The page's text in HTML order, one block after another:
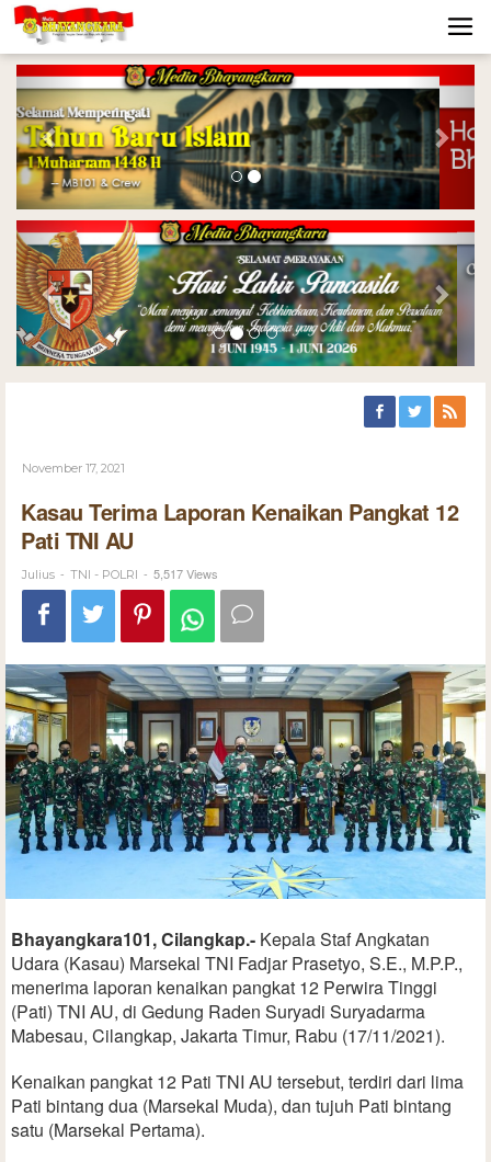
Previous Next
Previous Next
November 17, 2021
Kasau Terima Laporan Kenaikan Pangkat 12
Pati TNI AU
Julius - TNI - POLRI - 5,517 Views
Bhayangkara101, Cilangkap.- Kepala Staf Angkatan
Udara (Kasau) Marsekal TNI Fadjar Prasetyo, S.E., M.P.P.,
menerima laporan kenaikan pangkat 12 Perwira Tinggi
(Pati) TNI AU, di Gedung Raden Suryadi Suryadarma
Mabesau, Cilangkap, Jakarta Timur, Rabu (17/11/2021).
Kenaikan pangkat 12 Pati TNI AU tersebut, terdiri dari lima
Pati bintang dua (Marsekal Muda), dan tujuh Pati bintang
satu (Marsekal Pertama).